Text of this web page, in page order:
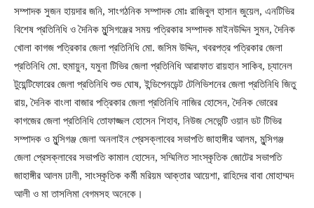
সম্পাদক সুজন হায়দার জনি, সাংগঠনিক সম্পাদক মোঃ রাজিবুল হাসান জুয়েল, এনটিভির
বিশেষ প্রতিনিধি ও দৈনিক মুন্সিগঞ্জের সময় পত্রিকার সম্পাদক মাইনউদ্দিন সুমন, দৈনিক
খোলা কাগজ পত্রিকার জেলা প্রতিনিধি মো. জসিম উদ্দিন, খবরপত্র পত্রিকার জেলা
প্রতিনিধি মো. হুমায়ুন, যমুনা টিভির জেলা প্রতিনিধি আরাফাত রায়হান সাকিব, চ্যানেল
টুয়েন্টিফোরের জেলা প্রতিনিধি শুভ ঘোষ, ইন্ডিপেনডেন্ট টেলিভিশনের জেলা প্রতিনিধি জিতু
রায়, দৈনিক বাংলা বাজার পত্রিকার জেলা প্রতিনিধি নাজির হোসেন, দৈনিক ভোরের
কাগজের জেলা প্রতিনিধি তোফাজ্জল হোসেন শিহাব, নিউজ সেভেন্টি ওয়ান ডট টিভির
সম্পাদক ও মুন্সিগঞ্জ জেলা অনলাইন প্রেসক্লাবের সভাপতি জাহাঙ্গীর আলম, মুন্সিগঞ্জ
জেলা প্রেসক্লাবের সভাপতি কামাল হোসেন, সম্মিলিত সাংস্কৃতিক জোটের সভাপতি
জাহাঙ্গীর আলম ঢালী, সাংস্কৃতিক কর্মী মরিয়ম আক্তার আয়েশা, রাহিদের বাবা মোহাম্মদ
আলী ও মা তাসলিমা বেগমসহ অনেকে।